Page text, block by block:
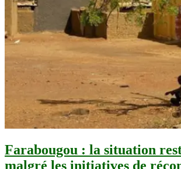
Farabougou : la situation
malgré les initiatives de